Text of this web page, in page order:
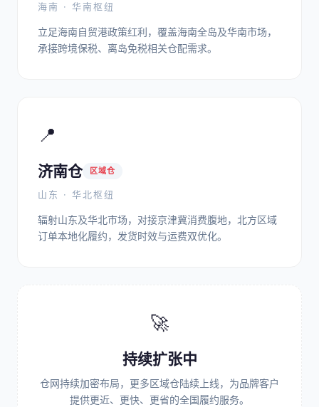
海南 · 华南枢纽
立足海南自贸港政策红利，覆盖海南全岛及华南市场，
承接跨境保税、离岛免税相关仓配需求。
📍
济南仓 区域仓
山东 · 华北枢纽
辐射山东及华北市场，对接京津冀消费腹地，北方区域
订单本地化履约，发货时效与运费双优化。
🚀
持续扩张中
仓网持续加密布局，更多区域仓陆续上线，为品牌客户
提供更近、更快、更省的全国履约服务。